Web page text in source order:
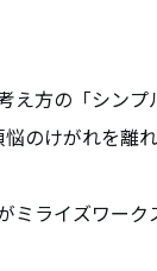
え方の「シンプ
悩のけがれを離
ミライズワーク